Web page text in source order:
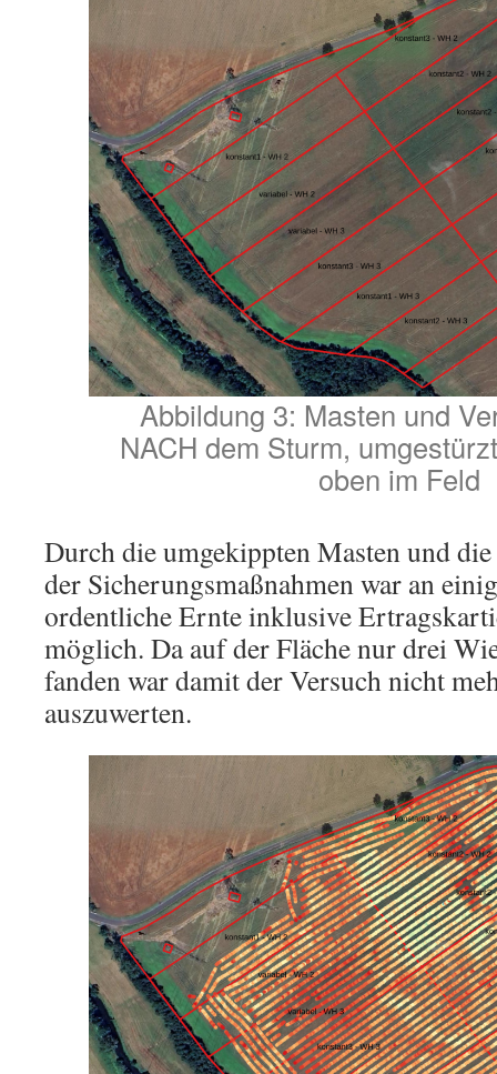
Abbildung 3: Masten und
NACH dem Sturm,
oben im Feld
Durch die umgekippten Masten und
der Sicherungsmaßnahmen war an
ordentliche Ernte inklusive
möglich. Da auf der Fläche nur drei
fanden war damit der Versuch nicht
auszuwerten.